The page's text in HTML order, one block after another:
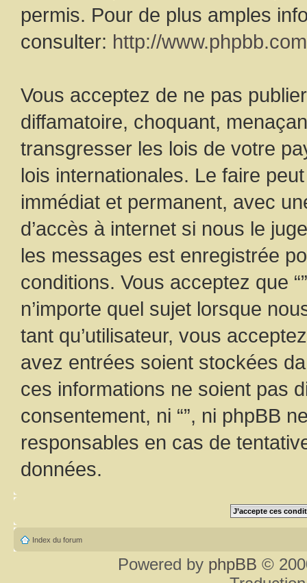
permis. Pour de plus amples
consulter: http://
Vous acceptez de ne pas
diffamatoire, choquant,
transgresser les lois de votre
lois internationales. Le faire
immédiat et permanent, avec
d’accès à internet si nous le
les messages est enregistrée
conditions. Vous acceptez que
n’importe quel sujet lorsque
tant qu’utilisateur, vous
avez entrées soient stockées
ces informations ne soient pas
consentement, ni “”, ni phpBB
responsables en cas de
données.
Index du forum
Powered by phpBB ©